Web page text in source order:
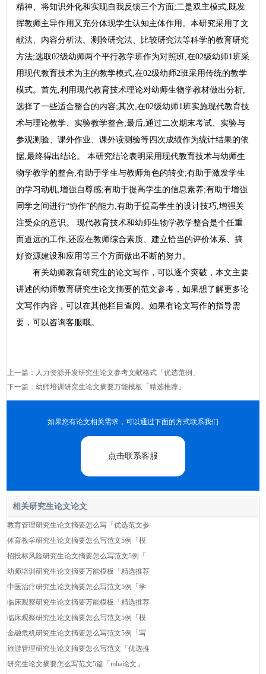
精神、将知识外化和实现自我反馈三个方面;二是双主模式,既发
挥教师主导作用又充分体现学生认知主体作用。本研究采用了文
献法、内容分析法、测验研究法、比较研究法等科学的教育研究
方法;选取02级幼师两个平行教学班作为对照班,在02级幼师1班采
用现代教育技术为主的教学模式,在02级幼师2班采用传统的教学
模式。首先,利用现代教育技术理论对幼师生物学教材做出分析,
选择了一些适合整合的内容;其次,在02级幼师1班实施现代教育技
术与理论教学、实验教学整合;最后,通过二次期末考试、实验与
参观测验、课外作业、课外读测验等四次成绩作为统计结果的依
据,最终得出结论。 本研究结论表明采用现代教育技术与幼师生
物学教学的整合,有助于学生与教师角色的转变;有助于激发学生
的学习动机,增强自尊感;有助于提高学生的信息素养;有助于增强
同学之间进行“协作”的能力;有助于提高学生的设计技巧,增强关
注受众的意识。 现代教育技术和幼师生物学教学整合是个任重
而道远的工作,还应在教师综合素质、建立恰当的评价体系、搞
好资源建设和应用等三个方面做出不断的努力。
有关幼师教育研究生的论文写作，可以逐个突破，本文主要
讲述的幼师教育研究生论文摘要的范文参考，如果想了解更多论
文写作内容，可以在其他栏目查阅。如果有论文写作的指导需
要，可以咨询客服哦。
上一篇： 人力资源开发研究生论文参考文献格式「优选范例」
下一篇：幼师培训研究生论文摘要万能模板「精选推荐」
如果您有论文相关需求，可以通过下面的方式联系我们
点击联系客服
相关研究生论文论文
教育管理研究生论文摘要怎么写「优选范文参
体育教学研究生论文摘要怎么写范文5例「模
招投标风险研究生论文摘要怎么写范文5例「
幼师培训研究生论文摘要万能模板「精选推荐
中医治疗研究生论文摘要怎么写范文5例「学
临床观察研究生论文摘要万能模板「精选推荐
临床观察研究生论文摘要怎么写范文5例「模
金融危机研究生论文摘要怎么写范文5例「写
旅游管理研究生论文摘要怎么写范文「优选推
研究生论文摘要怎么写范文5篇「mba论文」